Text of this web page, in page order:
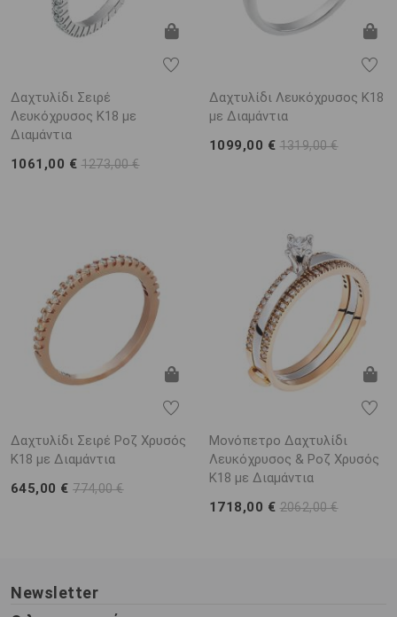
Δαχτυλίδι Σειρέ
Λευκόχρυσος Κ18 με
Διαμάντια
1061,00 € 1273,00 €
Δαχτυλίδι Λευκόχρυσος Κ18
με Διαμάντια
1099,00 € 1319,00 €
Δαχτυλίδι Σειρέ Ροζ Χρυσός
Κ18 με Διαμάντια
645,00 €774,00 €
Μονόπετρο Δαχτυλίδι
Λευκόχρυσος & Ροζ Χρυσός
Κ18 με Διαμάντια
1718,00 € 2062,00 €
Newsletter